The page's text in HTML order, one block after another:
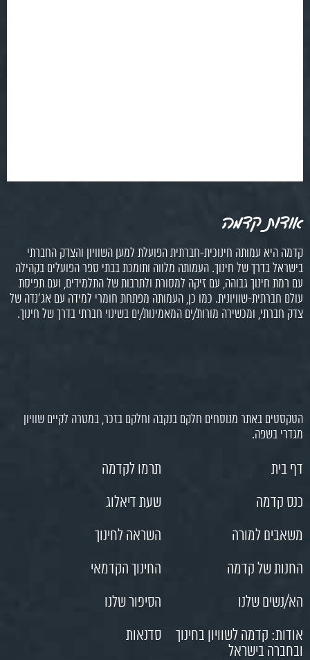
אודות קדמה
קדמה היא עמותה חינוכית-חברתית הפועלת למען השוויון והצדק החברתי
בישראל בדרך של חינוך. העמותה מלווה ותומכת בבתי ספר הפועלים בקהילה
עם רמת חינוך גבוהה, עם זיקה למסורת ולתרבות של התלמידים, ועם תפיסת
עולם חברתית-שוויונית. כמו כן, העמותה מפתחת חומרי למידה עם אג'נדה של
צדק חברתי, ומכשירה מורות/ים המאמינות/ים בשינוי חברתי בדרך של חינוך.
הטקסטים באתר מנוסחים חלקם בנקבה וחלקם בזכר, במטרה לקיים שוויון
מגדרי בשפה.
דף בית
תרמו לקדמה
כנס קדמה
שעת דיאלוג
משאבים למורה
השראה לחינוך
החנות של קדמה
החינוך הקדמאי
הא/נשים שלנו
הסיפור שלנו
אודות: קדמה לשוויון בחינוך
ובחברה בישראל
סדנאות